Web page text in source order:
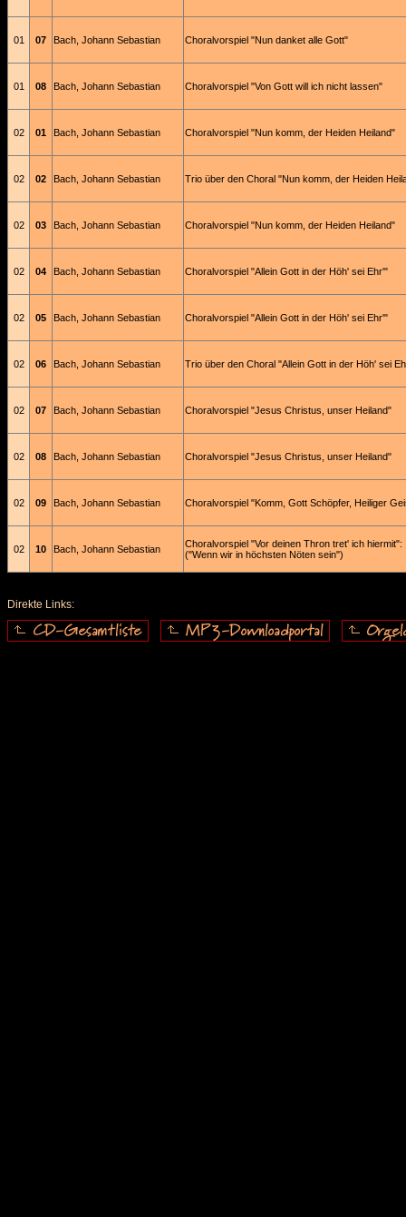
01 07 Bach, Johann Sebastian Choralvorspiel "Nun danket alle Gott"
01 08 Bach, Johann Sebastian Choralvorspiel "Von Gott will ich nicht lassen"
02 01 Bach, Johann Sebastian Choralvorspiel "Nun komm, der Heiden Heiland"
02 02 Bach, Johann Sebastian Trio über den Choral "Nun komm, der Heiden
02 03 Bach, Johann Sebastian Choralvorspiel "Nun komm, der Heiden Heiland"
02 04 Bach, Johann Sebastian Choralvorspiel "Allein Gott in der Höh' sei Ehr'"
02 05 Bach, Johann Sebastian Choralvorspiel "Allein Gott in der Höh' sei Ehr'"
02 06 Bach, Johann Sebastian Trio über den Choral "Allein Gott in der Höh' sei
02 07 Bach, Johann Sebastian Choralvorspiel "Jesus Christus, unser Heiland"
02 08 Bach, Johann Sebastian Choralvorspiel "Jesus Christus, unser Heiland"
02 09 Bach, Johann Sebastian Choralvorspiel "Komm, Gott Schöpfer, Heiliger
02 10 Bach, Johann Sebastian
Choralvorspiel "Vor deinen Thron tret' ich hiermit":
("Wenn wir in höchsten Nöten sein")
Direkte Links: